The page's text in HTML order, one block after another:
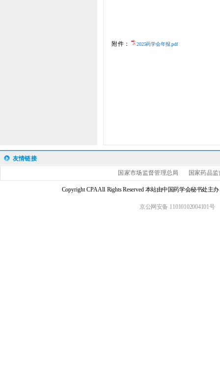
附件： 2025药学会年报.pdf
友情链接
国家市场监督管理总局 国家药品
Copyright CPA All Rights Reserved 本站由中国药学会秘书处主
京公网安备 11010102004101号